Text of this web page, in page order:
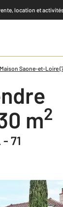
location et
Saone-et-Loire
m2
71